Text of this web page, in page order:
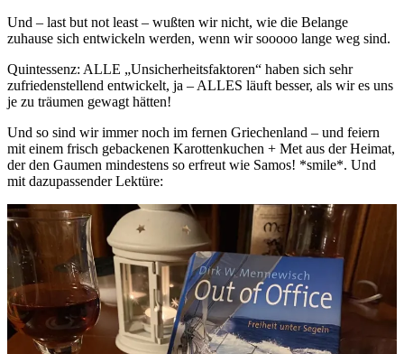
Und – last but not least – wußten wir nicht, wie die Belange
zuhause sich entwickeln werden, wenn wir sooooo lange weg sind.
Quintessenz: ALLE „Unsicherheitsfaktoren“ haben sich sehr
zufriedenstellend entwickelt, ja – ALLES läuft besser, als wir es uns
je zu träumen gewagt hätten!
Und so sind wir immer noch im fernen Griechenland – und feiern
mit einem frisch gebackenen Karottenkuchen + Met aus der Heimat,
der den Gaumen mindestens so erfreut wie Samos! *smile*. Und
mit dazupassender Lektüre: